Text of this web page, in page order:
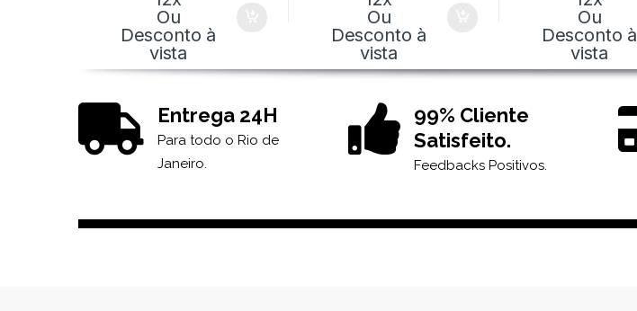
Ou
Desconto à
vista
Ou
Desconto à
vista
Ou
Desconto à
vista
Entrega 24H
Para todo o Rio de
Janeiro.
99% Cliente
Satisfeito.
Feedbacks Positivos.